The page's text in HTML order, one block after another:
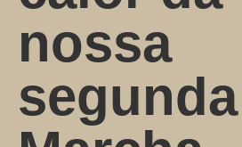
nossa
segunda